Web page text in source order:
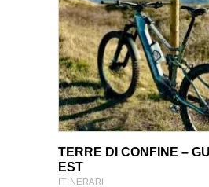
VIEW
VIEW
TERRE DI CONFINE –
EST
ITINERARI